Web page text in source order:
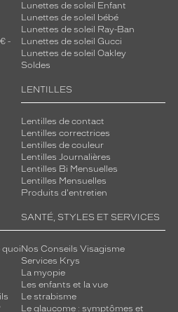
-
Lunettes de soleil Enfant
Lunettes de soleil bébé
Lunettes de soleil Ray-Ban
Lunettes de soleil Gucci
Lunettes de soleil Oakley
Soldes
LENTILLES
Lentilles de contact
Lentilles correctrices
Lentilles de couleur
Lentilles Journalières
Lentilles Bi Mensuelles
Lentilles Mensuelles
Produits d'entretien
quoi
SANTÉ, STYLES ET SERVICES
Nos Conseils Visagisme
Services Krys
La myopie
Les enfants et la vue
Le strabisme
Le glaucome : symptômes et